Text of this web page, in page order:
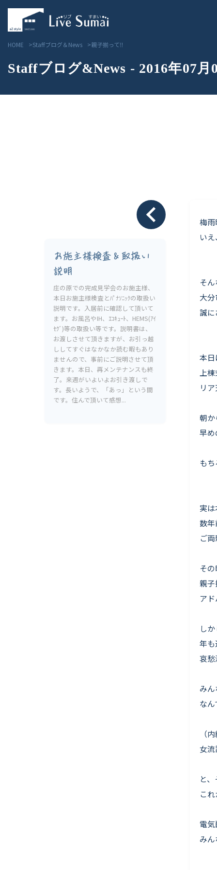
HOME Staffブログ＆News 親子揃って‼
Staffブログ&News - 2016年07月
梅
い
そ
大
誠
本
上
リ
朝
早
も
実
数
ご
そ
親
ア
し
年
哀
み
な
（
女
と
こ
電
み
お施主様検査＆取扱い
説明
庄の原での完成見学会のお施主様、
本日お施主様検査とﾊﾟﾅｿﾆｯｸの取扱い
説明です。入居前に確認して頂いて
ます。お風呂やIH、ｴｺｷｭｰﾄ、HEMS(ｱｲ
ｾｸﾞ)等の取扱い等です。説明書は、
お渡しさせて頂きますが、お引っ越
ししてすぐはなかなか読む暇もあり
ませんので、事前にご説明させて頂
きます。本日、再メンテナンスも終
了。来週がいよいよお引き渡しで
す。長いようで、「あっ」という間
です。住んで頂いて感想...